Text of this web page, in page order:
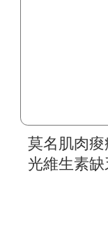
莫名肌肉
光維生素